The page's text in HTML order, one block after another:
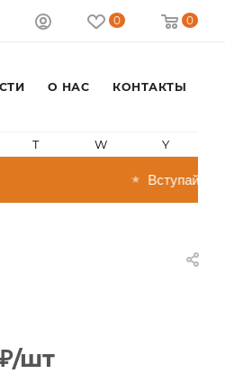
0 0
О НАС КОНТАКТЫ
T W Y
Вступай в
₽/шт